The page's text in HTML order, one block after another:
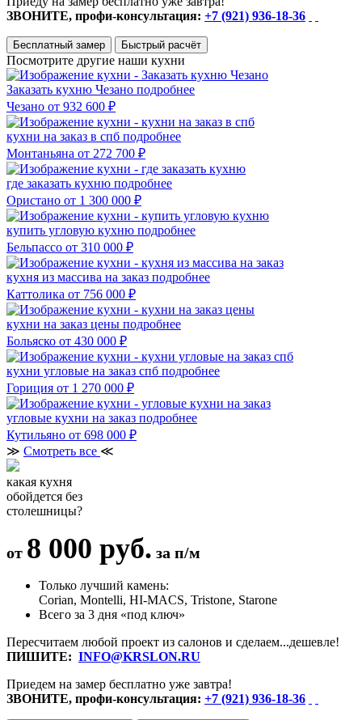
ЗВОНИТЕ, профи-консультация: +7 (921) 936-18-36
Бесплатный замер Быстрый расчёт
Посмотрите другие наши кухни
Заказать кухню Чезано подробнее
Чезано от 932 600 ₽
кухни на заказ в спб подробнее
Монтаньяна от 272 700 ₽
где заказать кухню подробнее
Ористано от 1 300 000 ₽
купить угловую кухню подробнее
Бельпассо от 310 000 ₽
кухня из массива на заказ подробнее
Каттолика от 756 000 ₽
кухни на заказ цены подробнее
Больяско от 430 000 ₽
кухни угловые на заказ спб подробнее
Гориция от 1 270 000 ₽
угловые кухни на заказ подробнее
Кутильяно от 698 000 ₽
≫ Смотреть все ≪
какая кухня
обойдется без
столешницы?
от 8 000 руб. за п/м
Только лучший камень:
Corian, Montelli, HI-MACS, Tristone, Starone
Всего за 3 дня «под ключ»
Пересчитаем любой проект из салонов и сделаем...дешевле!
ПИШИТЕ: INFO@KRSLON.RU
Приедем на замер бесплатно уже завтра!
ЗВОНИТЕ, профи-консультация: +7 (921) 936-18-36